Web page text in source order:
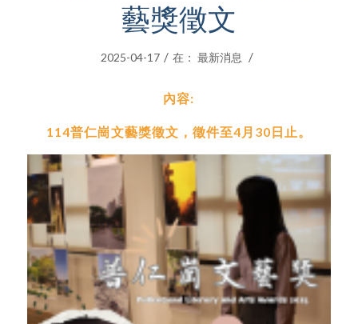
藝獎徵文
2025-04-17 / 在： 最新消息 /
內容:
114普仁崗文藝獎徵文，徵件至4月30日止。